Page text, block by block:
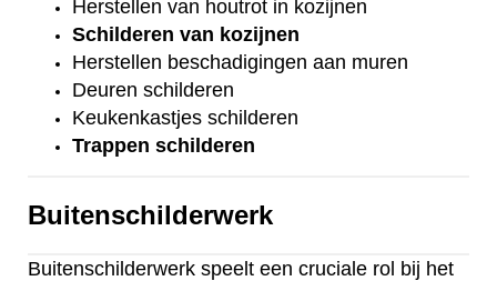
Herstellen van houtrot in kozijnen
Schilderen van kozijnen
Herstellen beschadigingen aan muren
Deuren schilderen
Keukenkastjes schilderen
Trappen schilderen
Buitenschilderwerk
Buitenschilderwerk speelt een cruciale rol bij het